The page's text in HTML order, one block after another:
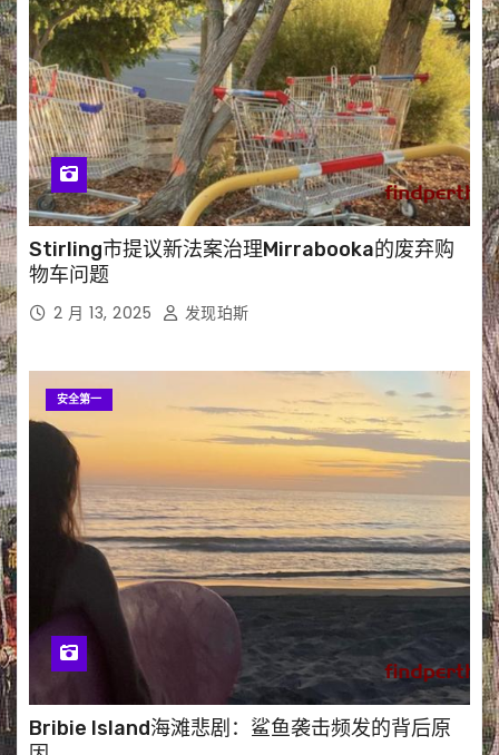
Stirling市提议新法案治理Mirrabooka的废弃购
物车问题
2 月 13, 2025 发现珀斯
安全第一
Bribie Island海滩悲剧：鲨鱼袭击频发的背后原